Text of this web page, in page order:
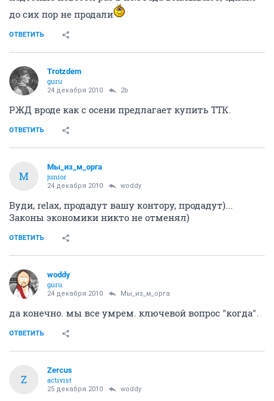
до сих пор не продали
ОТВЕТИТЬ
Trotzdem
guru
24 декабря 2010 2b
РЖД вроде как с осени предлагает купить ТТК.
ОТВЕТИТЬ
М
Мы_из_м_орга
junior
24 декабря 2010 woddy
Вуди, relax, продадут вашу контору, продадут)...
Законы экономики никто не отменял)
ОТВЕТИТЬ
woddy
guru
24 декабря 2010 Мы_из_м_орга
да конечно. мы все умрем. ключевой вопрос "когда".
ОТВЕТИТЬ
Z
Zercus
activist
25 декабря 2010 woddy